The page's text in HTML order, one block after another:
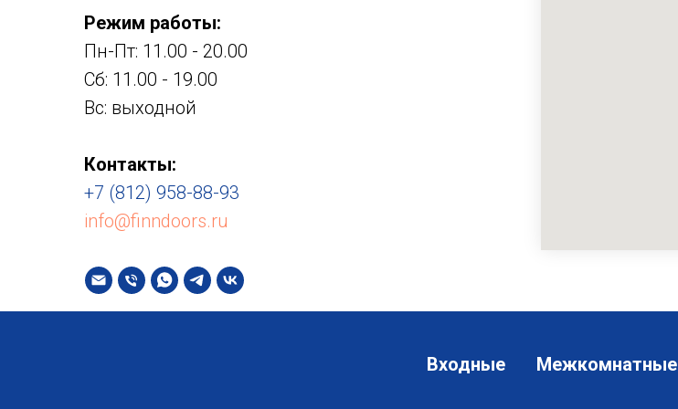
Режим работы:
Пн-Пт: 11.00 - 20.00
Сб: 11.00 - 19.00
Вс: выходной
Контакты:
+7 (812) 958-88-93
info@finndoors.ru
Входные Межкомнатные